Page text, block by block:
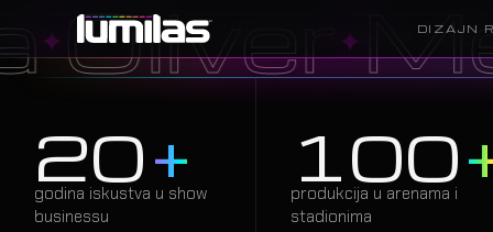
DIZAJN
✦
20+
godina iskustva u show
businessu
100
produkcija u arenama i
stadionima